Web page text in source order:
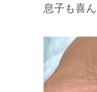
息子も喜